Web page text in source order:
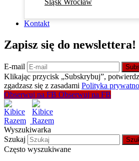
Kontakt
Zapisz się do newslettera!
E-mail
Klikając przycisk „Subskrybuj”,
zgadzasz się z zasadami Polityka
Obserwuj na FB Obserwuj na FB
Wyszukiwarka
Szukaj
Często wyszukiwane